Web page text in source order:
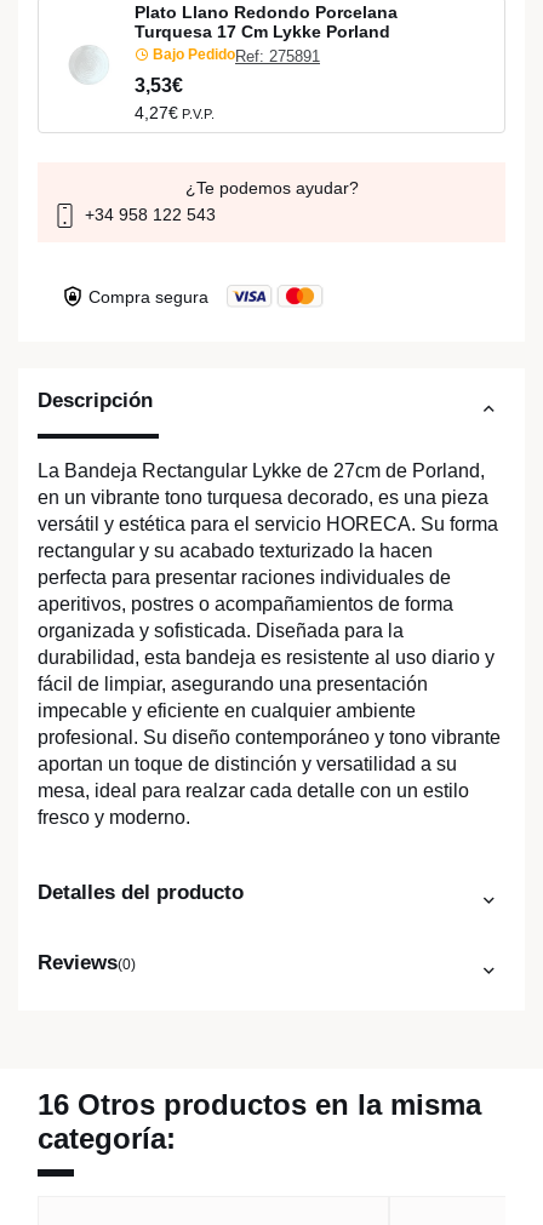
Descripción
La Bandeja Rectangular Lykke de 27cm de Porland,
en un vibrante tono turquesa decorado, es una pieza
versátil y estética para el servicio HORECA. Su forma
rectangular y su acabado texturizado la hacen
perfecta para presentar raciones individuales de
aperitivos, postres o acompañamientos de forma
organizada y sofisticada. Diseñada para la
durabilidad, esta bandeja es resistente al uso diario y
fácil de limpiar, asegurando una presentación
impecable y eficiente en cualquier ambiente
profesional. Su diseño contemporáneo y tono vibrante
aportan un toque de distinción y versatilidad a su
mesa, ideal para realzar cada detalle con un estilo
fresco y moderno.
Detalles del producto
Reviews(0)
Plato Llano Redondo Porcelana
Turquesa 17 Cm Lykke Porland
Bajo PedidoRef: 275891
3,53€
4,27€ P.V.P.
¿Te podemos ayudar?
+34 958 122 543
Compra segura
16 Otros productos en la misma
categoría: